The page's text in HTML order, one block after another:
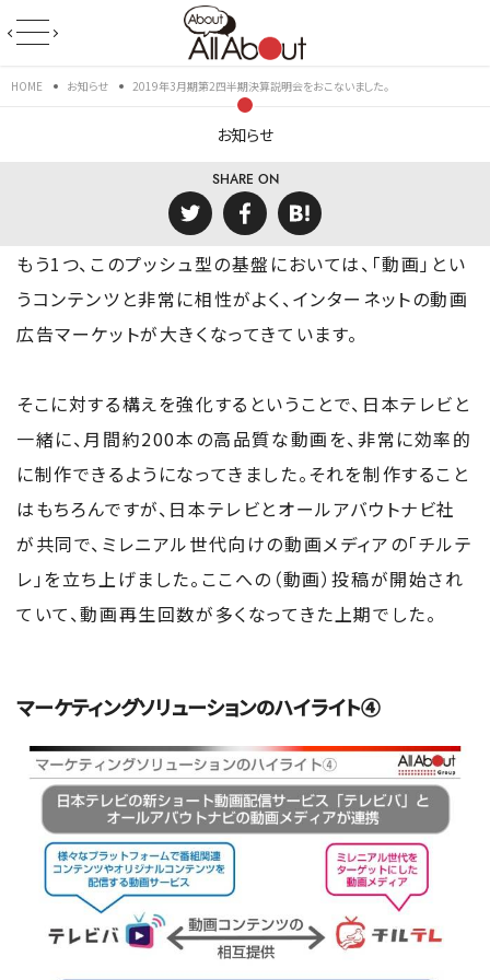
HOME お知らせ 2019年3月期第2四半期決算説明会をおこないました。
お知らせ
SHARE ON
もう1つ、このプッシュ型の基盤においては、「動画」とい
うコンテンツと非常に相性がよく、インターネットの動画
広告マーケットが大きくなってきています。
そこに対する構えを強化するということで、日本テレビと
一緒に、月間約200本の高品質な動画を、非常に効率的
に制作できるようになってきました。それを制作すること
はもちろんですが、日本テレビとオールアバウトナビ社
が共同で、ミレニアル世代向けの動画メディアの「チルテ
レ」を立ち上げました。ここへの（動画）投稿が開始され
ていて、動画再生回数が多くなってきた上期でした。
マーケティングソリューションのハイライト④